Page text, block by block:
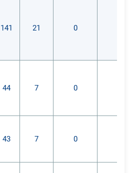
141 21 0
44 7 0
43 7 0